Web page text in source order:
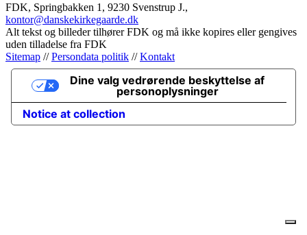
FDK, Springbakken 1, 9230 Svenstrup J.,
kontor@danskekirkegaarde.dk
Alt tekst og billeder tilhører FDK og må ikke kopires eller gengives
uden tilladelse fra FDK
Sitemap //Persondata politik //Kontakt
Notice at collection
Dine valg vedrørende beskyttelse af
personoplysninger